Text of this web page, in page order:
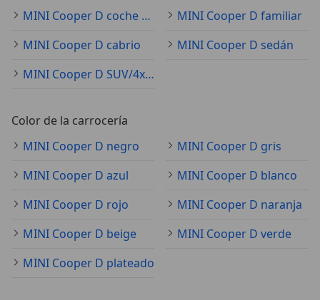
MINI Cooper D coche pequeño
MINI Cooper D familiar
MINI Cooper D cabrio
MINI Cooper D sedán
MINI Cooper D SUV/4x4/pickup
Color de la carrocería
MINI Cooper D negro
MINI Cooper D gris
MINI Cooper D azul
MINI Cooper D blanco
MINI Cooper D rojo
MINI Cooper D naranja
MINI Cooper D beige
MINI Cooper D verde
MINI Cooper D plateado